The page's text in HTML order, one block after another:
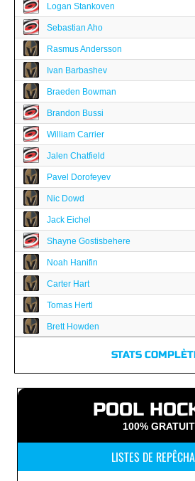
Logan Stankoven
Sebastian Aho
Rasmus Andersson
Ivan Barbashev
Braeden Bowman
Brandon Bussi
William Carrier
Jalen Chatfield
Pavel Dorofeyev
Nic Dowd
Jack Eichel
Shayne Gostisbehere
Noah Hanifin
Carter Hart
Tomas Hertl
Brett Howden
STATS
POOL
100% GRATUIT
LISTES DE